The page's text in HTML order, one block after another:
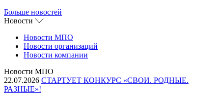
Больше новостей
Новости
Новости МПО
Новости организаций
Новости компании
Новости МПО
22.07.2026 СТАРТУЕТ КОНКУРС «СВОИ. РОДНЫЕ.
РАЗНЫЕ»!